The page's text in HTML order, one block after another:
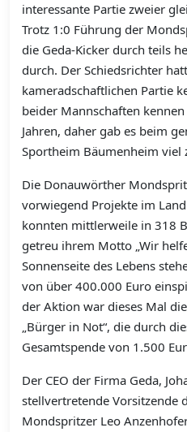
interessante Partie zweier
Trotz 1:0 Führung der
die Geda-Kicker durch teils
durch. Der Schiedsrichter
kameradschaftlichen Partie
beider Mannschaften
Jahren, daher gab es beim
Sportheim Bäumenheim viel
Die Donauwörther
vorwiegend Projekte im
konnten mittlerweile in 318
getreu ihrem Motto „Wir
Sonnenseite des Lebens
von über 400.000 Euro
der Aktion war dieses Mal
„Bürger in Not“, die durch
Gesamtspende von 1.500
Der CEO der Firma Geda,
stellvertretende Vorsitzende
Mondspritzer Leo